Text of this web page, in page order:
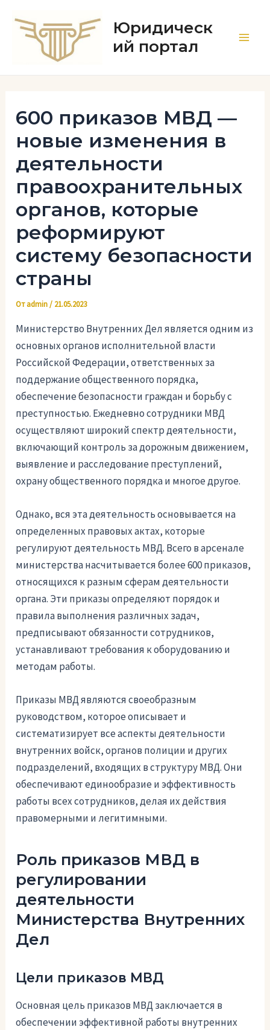
содержимому
Юридическ
ий портал
600 приказов МВД —
новые изменения в
деятельности
правоохранительных
органов, которые
реформируют
систему безопасности
страны
Отadmin/ 21.05.2023
Министерство Внутренних Дел является одним из
основных органов исполнительной власти
Российской Федерации, ответственных за
поддержание общественного порядка,
обеспечение безопасности граждан и борьбу с
преступностью. Ежедневно сотрудники МВД
осуществляют широкий спектр деятельности,
включающий контроль за дорожным движением,
выявление и расследование преступлений,
охрану общественного порядка и многое другое.
Однако, вся эта деятельность основывается на
определенных правовых актах, которые
регулируют деятельность МВД. Всего в арсенале
министерства насчитывается более 600 приказов,
относящихся к разным сферам деятельности
органа. Эти приказы определяют порядок и
правила выполнения различных задач,
предписывают обязанности сотрудников,
устанавливают требования к оборудованию и
методам работы.
Приказы МВД являются своеобразным
руководством, которое описывает и
систематизирует все аспекты деятельности
внутренних войск, органов полиции и других
подразделений, входящих в структуру МВД. Они
обеспечивают единообразие и эффективность
работы всех сотрудников, делая их действия
правомерными и легитимными.
Роль приказов МВД в
регулировании
деятельности
Министерства Внутренних
Дел
Цели приказов МВД
Основная цель приказов МВД заключается в
обеспечении эффективной работы внутренних